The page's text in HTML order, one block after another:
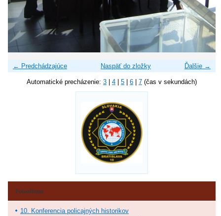
← Predchádzajúce Ďalšie →
Naspäť do zložky
Automatické precházenie: 3 4 5 6 7 (čas v sekundách)
Fotoalbum
10. Konferencia policajných historikov